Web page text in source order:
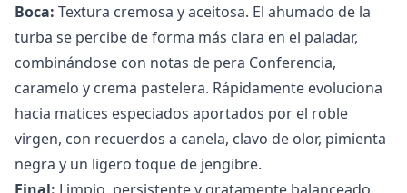
Boca: Textura cremosa y aceitosa. El ahumado de la
turba se percibe de forma más clara en el paladar,
combinándose con notas de pera Conferencia,
caramelo y crema pastelera. Rápidamente evoluciona
hacia matices especiados aportados por el roble
virgen, con recuerdos a canela, clavo de olor, pimienta
negra y un ligero toque de jengibre.